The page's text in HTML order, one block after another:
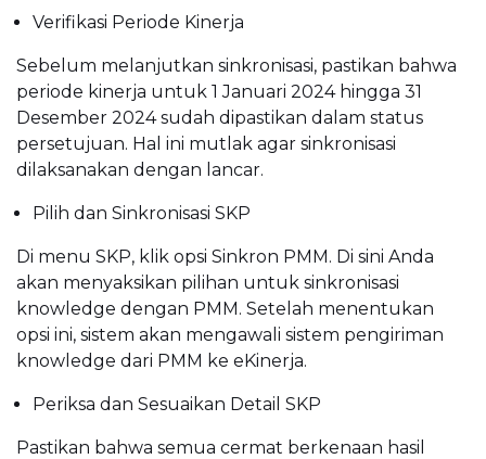
Verifikasi Periode Kinerja
Sebelum melanjutkan sinkronisasi, pastikan bahwa
periode kinerja untuk 1 Januari 2024 hingga 31
Desember 2024 sudah dipastikan dalam status
persetujuan. Hal ini mutlak agar sinkronisasi
dilaksanakan dengan lancar.
Pilih dan Sinkronisasi SKP
Di menu SKP, klik opsi Sinkron PMM. Di sini Anda
akan menyaksikan pilihan untuk sinkronisasi
knowledge dengan PMM. Setelah menentukan
opsi ini, sistem akan mengawali sistem pengiriman
knowledge dari PMM ke eKinerja.
Periksa dan Sesuaikan Detail SKP
Pastikan bahwa semua cermat berkenaan hasil